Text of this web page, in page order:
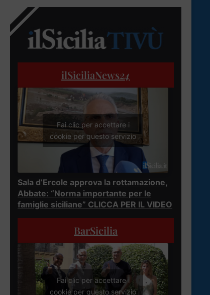
ilSiciliaNews24
Fai clic per accettare i
cookie per questo servizio
Sala d’Ercole approva la rottamazione,
Abbate: “Norma importante per le
famiglie siciliane” CLICCA PER IL VIDEO
BarSicilia
Fai clic per accettare i
cookie per questo servizio